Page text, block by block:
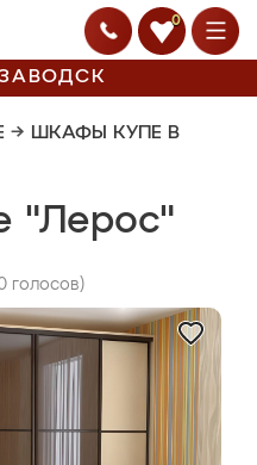
0
→ ШКАФЫ КУПЕ В
"Лерос"
голосов)